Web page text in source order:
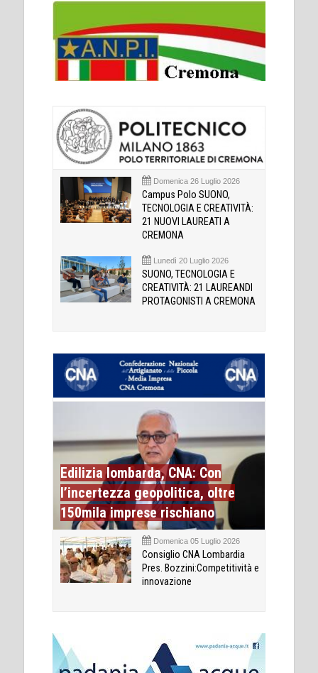
Domenica 26 Luglio 2026
Campus Polo SUONO,
TECNOLOGIA E CREATIVITÀ:
21 NUOVI LAUREATI A
CREMONA
Lunedì 20 Luglio 2026
SUONO, TECNOLOGIA E
CREATIVITÀ: 21 LAUREANDI
PROTAGONISTI A CREMONA
Edilizia lombarda, CNA: Con
l’incertezza geopolitica, oltre
150mila imprese rischiano
Domenica 05 Luglio 2026
Consiglio CNA Lombardia
Pres. Bozzini:Competitività e
innovazione